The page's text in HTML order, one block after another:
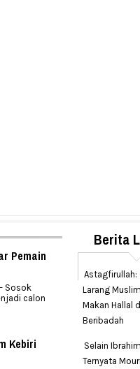
Pemain
Sosok
calon
Kebiri
Berita
Astagfirullah:
Larang
Makan Hallal
Beribadah
Selain
Ternyata